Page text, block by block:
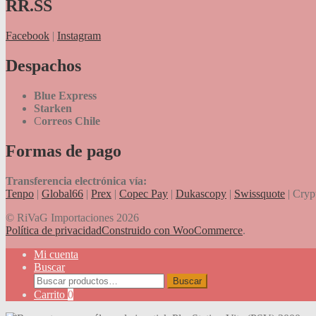
RR.SS
Facebook | Instagram
Despachos
Blue Express
Starken
Correos Chile
Formas de pago
Transferencia electrónica vía:
Tenpo | Global66 | Prex | Copec Pay | Dukascopy | Swissquote |
© RiVaG Importaciones 2026
Política de privacidadConstruido con WooCommerce.
Mi cuenta
Buscar
Buscar
por:
Buscar
Carrito 0